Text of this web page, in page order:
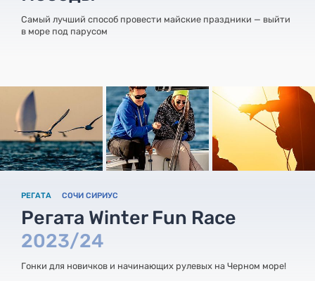
Самый лучший способ провести майские праздники — выйти
в море под парусом
РЕГАТА СОЧИ СИРИУС
Регата Winter Fun Race
2023/24
Гонки для новичков и начинающих рулевых на Черном море!